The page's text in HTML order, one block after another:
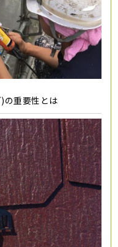
の重要性とは